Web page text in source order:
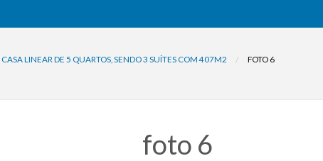
LINEAR DE 5 QUARTOS, SENDO 3 SUÍTES COM 407M2 FOTO 6
foto 6